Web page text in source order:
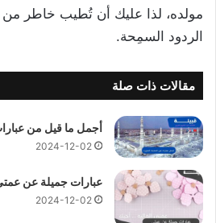
مولده، لذا عليك أن تُطيب خاطر من
الردود السمِحة.
مقالات ذات صلة
أجمل ما قيل من
2024-12-02
عبارات جميلة عن عمتي افضل 10
2024-12-02